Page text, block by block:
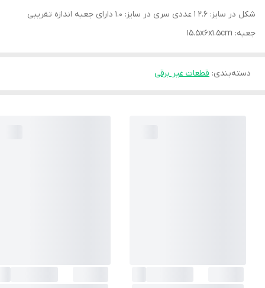
شکل در سایز: 2.6 1 عددی سری در سایز: 1.0 دارای جعبه اندازه تقریبی
جعبه: 15.5x6x1.5cm
دسته‌بندی: قطعات غیر برقی